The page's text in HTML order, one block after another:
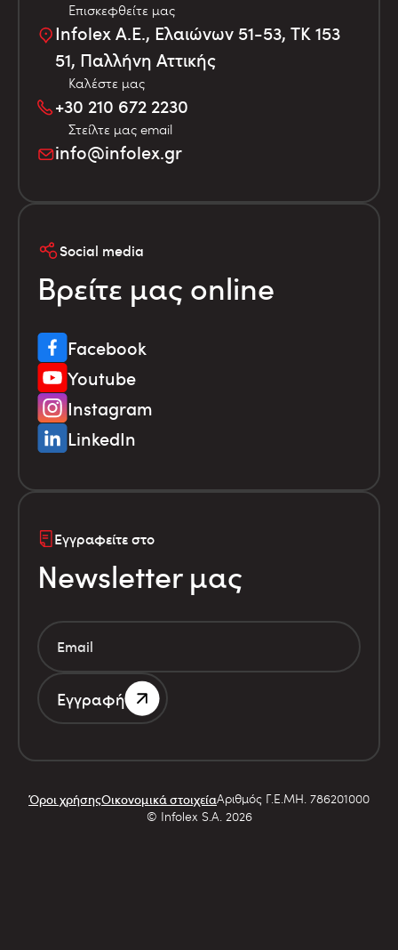
Επισκεφθείτε μας
Infolex Α.Ε., Ελαιώνων 51-53, TK 153
51, Παλλήνη Αττικής
Καλέστε μας
+30 210 672 2230
Στείλτε μας email
info@infolex.gr
Social media
Βρείτε μας online
Facebook
Youtube
Instagram
LinkedIn
Εγγραφείτε στο
Newsletter μας
Εγγραφή
Όροι χρήσηςΟικονομικά στοιχείαΑριθμός Γ.Ε.ΜΗ. 786201000
© Infolex S.A. 2026